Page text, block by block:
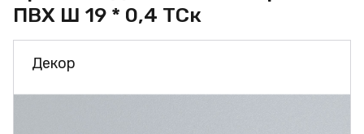
ПВХ Ш 19 * 0,4 ТСк
Декор